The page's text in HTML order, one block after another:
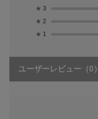
★ 3
★ 2
★ 1
ユーザーレビュー （0）